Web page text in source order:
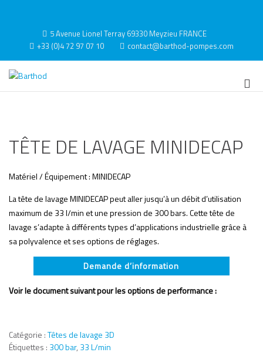
5 Avenue Lionel Terray 69330 Meyzieu FRANCE
+33 (0)4 72 97 07 10
contact@barthod-pompes.com
TÊTE DE LAVAGE MINIDECAP
Matériel / Équipement : MINIDECAP
La tête de lavage MINIDECAP peut aller jusqu’à un débit d’utilisation
maximum de 33 l/min et une pression de 300 bars. Cette tête de
lavage s’adapte à différents types d’applications industrielle grâce à
sa polyvalence et ses options de réglages.
Demande d’information
Voir le document suivant pour les options de performance :
Catégorie :Têtes de lavage 3D
Étiquettes : 300 bar, 33 L/min